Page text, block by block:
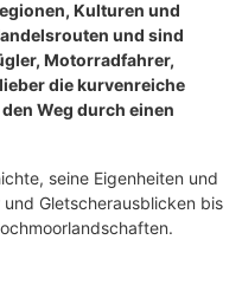
Kulturen und
und sind
Motorradfahrer,
die kurvenreiche
Weg durch einen
seine Eigenheiten und
Gletscherausblicken bis